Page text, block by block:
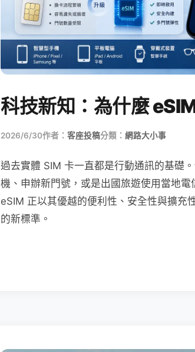
科技新知：為什麼
2026/6/30作者： 客座投稿分類： 網路大小事
過去實體 SIM 卡一直都是行動通訊的基礎
機、申辦新門號，或是出國旅遊使用當地
eSIM 正以其優越的便利性、安全性與擴充
的新標準。